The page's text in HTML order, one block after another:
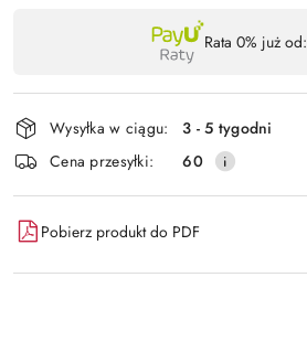
płatność
i
dostawa
Rata 0% już od:
Wysyłka w ciągu:
3 - 5 tygodni
Cena przesyłki:
60
Pobierz produkt do PDF